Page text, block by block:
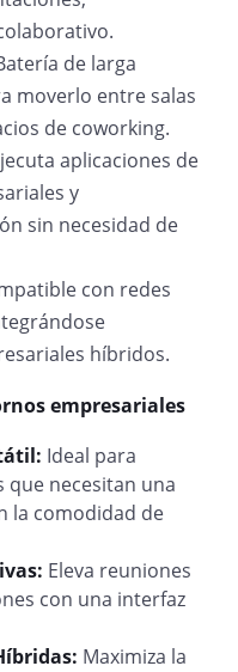
de larga
moverlo entre salas
de coworking.
aplicaciones de
y
sin necesidad de
con redes
híbridos.
empresariales
Ideal para
que necesitan una
la comodidad de
Eleva reuniones
con una interfaz
Maximiza la